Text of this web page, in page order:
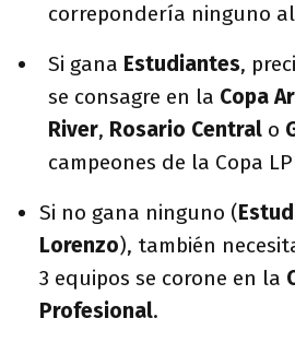
correpondería ninguno
Si gana Estudiantes,
se consagre en la Copa
River, Rosario Central o
campeones de la Copa
Si no gana ninguno (
Lorenzo), también
3 equipos se corone en la
Profesional.